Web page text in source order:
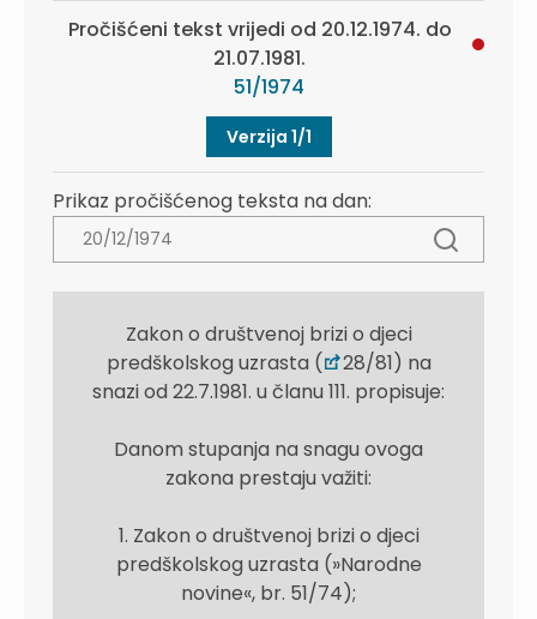
Pročišćeni tekst vrijedi od 20.12.1974. do
21.07.1981.
51/1974
Verzija 1/1
Prikaz pročišćenog teksta na dan:
Zakon o društvenoj brizi o djeci
predškolskog uzrasta (
28/81) na
snazi od 22.7.1981. u članu 111. propisuje:
Danom stupanja na snagu ovoga
zakona prestaju važiti:
1. Zakon o društvenoj brizi o djeci
predškolskog uzrasta (»Narodne
novine«, br. 51/74);